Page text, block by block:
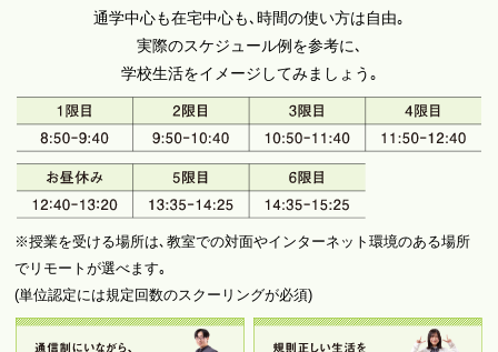
通学中心も在宅中心も､時間の使い方は自由｡
実際のスケジュール例を参考に､
学校生活をイメージしてみましょう｡
※授業を受ける場所は､教室での対面やインターネット環境のある場所
でリモートが選べます｡
(単位認定には規定回数のスクーリングが必須)